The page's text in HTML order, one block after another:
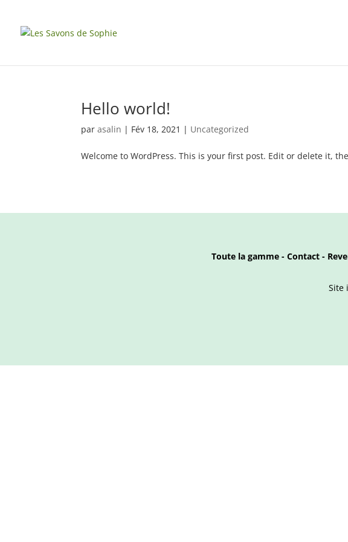
Hello world!
parasalin | Fév 18, 2021 | Uncategorized
Welcome to WordPress. This is your first post. Edit or delete it,
Toute la gamme - Contact -
Site